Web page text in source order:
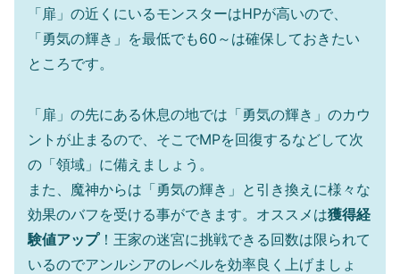
「扉」の近くにいるモンスターはHPが高いので、
「勇気の輝き」を最低でも60～は確保しておきたい
ところです。
「扉」の先にある休息の地では「勇気の輝き」のカウ
ントが止まるので、そこでMPを回復するなどして次
の「領域」に備えましょう。
また、魔神からは「勇気の輝き」と引き換えに様々な
効果のバフを受ける事ができます。オススメは獲得経
験値アップ！王家の迷宮に挑戦できる回数は限られて
いるのでアンルシアのレベルを効率良く上げましょ